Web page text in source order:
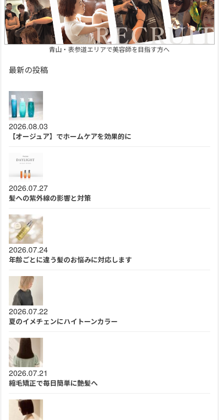
青山・表参道エリアで美容師を目指す方へ
最新の投稿
2026.08.03
【オージュア】でホームケアを効果的に
2026.07.27
髪への紫外線の影響と対策
2026.07.24
年齢ごとに違う髪のお悩みに対応します
2026.07.22
夏のイメチェンにハイトーンカラー
2026.07.21
縮毛矯正で毎日簡単に艶髪へ